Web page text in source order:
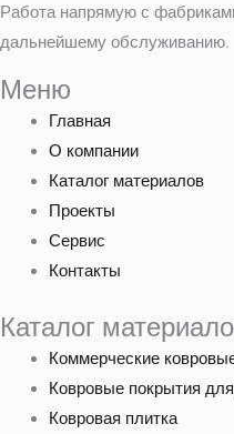
Работа напрямую с
дальнейшему обслуживанию.
Меню
Главная
О компании
Каталог материалов
Проекты
Сервис
Контакты
Каталог
Коммерческие
Ковровые покрытия
Ковровая плитка